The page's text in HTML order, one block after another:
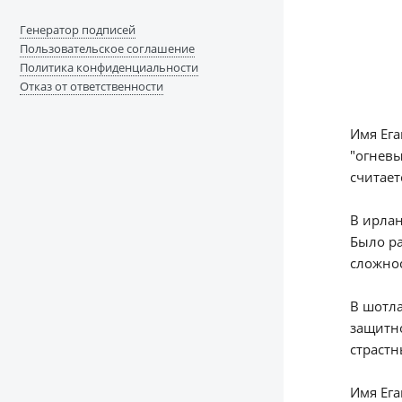
Имя
В
Было
В
Имя
Генератор подписей
Пользовательское соглашение
Политика конфиденциальности
Отказ от ответственности